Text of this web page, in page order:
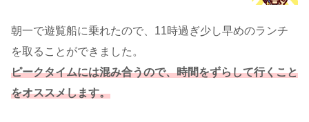
朝一で遊覧船に乗れたので、11時過ぎ少し早めのランチ
を取ることができました。
ピークタイムには混み合うので、時間をずらして行くこと
をオススメします。